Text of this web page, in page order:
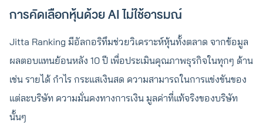
การคัดเลือกหุ้นด้วย AI ไม่ใช้อารมณ์
Jitta Ranking มีอัลกอริทึมช่วยวิเคราะห์หุ้นทั้งตลาด จากข้อมูล
ผลตอบแทนย้อนหลัง 10 ปี เพื่อประเมินคุณภาพธุรกิจในทุกๆ ด้าน
เช่น รายได้ กำไร กระแสเงินสด ความสามารถในการแข่งขันของ
แต่ละบริษัท ความมั่นคงทางการเงิน มูลค่าที่แท้จริงของบริษัท
นั้นๆ